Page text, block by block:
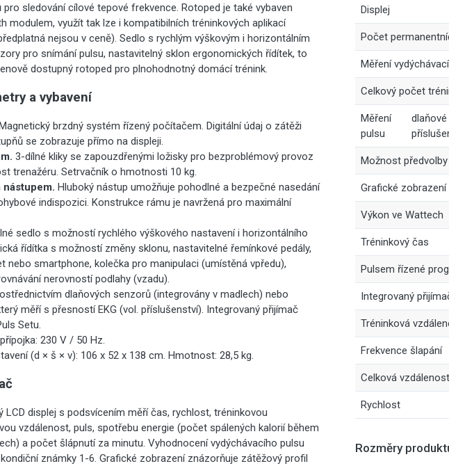
sledování cílové tepové frekvence. Rotoped je také vybaven
modulem, využít tak lze i kompatibilních tréninkových aplikací
nejsou v ceně). Sedlo s rychlým výškovým i horizontálním
pro snímání pulsu, nastavitelný sklon ergonomických řídítek, to
dostupný rotoped pro plnohodnotný domácí trénink.
a vybavení
brzdný systém řízený počítačem. Digitální údaj o zátěži
se zobrazuje přímo na displeji.
3-dílné kliky se zapouzdřenými ložisky pro bezproblémový provoz
trenažéru. Setrvačník o hmotnosti 10 kg.
nástupem. Hluboký nástup umožňuje pohodlné a bezpečné nasedání
indispozici. Konstrukce rámu je navržená pro maximální
sedlo s možností rychlého výškového nastavení i horizontálního
řídítka s možností změny sklonu, nastavitelné řemínkové pedály,
nebo smartphone, kolečka pro manipulaci (umístěná vpředu),
nerovností podlahy (vzadu).
dlaňových senzorů (integrovány v madlech) nebo
měří s přesností EKG (vol. příslušenství). Integrovaný přijímač
Setu.
230 V / 50 Hz.
(d × š × v): 106 x 52 x 138 cm. Hmotnost: 28,5 kg.
LCD displej s podsvícením měří čas, rychlost, tréninkovou
vzdálenost, puls, spotřebu energie (počet spálených kalorií během
a počet šlápnutí za minutu. Vyhodnocení vydýchávacího pulsu
známky 1-6. Grafické zobrazení znázorňuje zátěžový profil
Displej
Počet
Měření
Celkový počet
Měření
pulsu
Možnost
Grafické zobrazení
Výkon ve Wattech
Tréninkový čas
Pulsem řízené
Integrovaný
Tréninková
Frekvence šlapání
Celková vzdálenost
Rychlost
Rozměry